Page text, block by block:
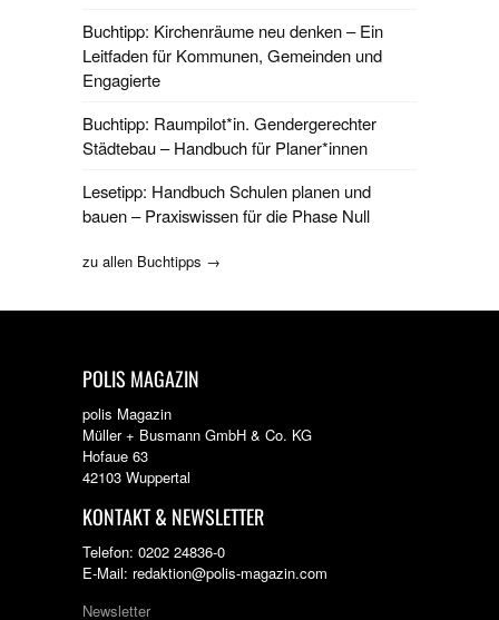
Buchtipp: Kirchenräume neu denken – Ein
Leitfaden für Kommunen, Gemeinden und
Engagierte
Buchtipp: Raumpilot*in. Gendergerechter
Städtebau – Handbuch für Planer*innen
Lesetipp: Handbuch Schulen planen und
bauen – Praxiswissen für die Phase Null
zu allen Buchtipps →
POLIS MAGAZIN
polis Magazin
Müller + Busmann GmbH & Co. KG
Hofaue 63
42103 Wuppertal
KONTAKT & NEWSLETTER
Telefon: 0202 24836-0
E-Mail: redaktion@polis-magazin.com
Newsletter